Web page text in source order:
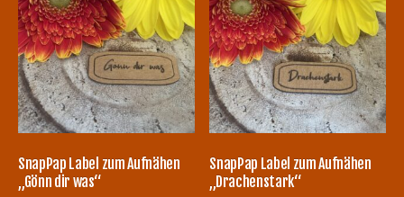
SnapPap Label zum Aufnähen
„Gönn dir was“
SnapPap Label zum Aufnähen
„Drachenstark“